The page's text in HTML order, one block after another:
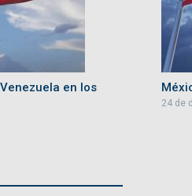
en los
24 de